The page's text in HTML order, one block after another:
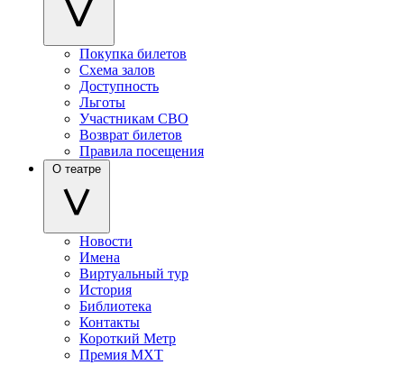
Покупка билетов
Схема залов
Доступность
Льготы
Участникам СВО
Возврат билетов
Правила посещения
О театре
Новости
Имена
Виртуальный тур
История
Библиотека
Контакты
Короткий Метр
Премия МХТ